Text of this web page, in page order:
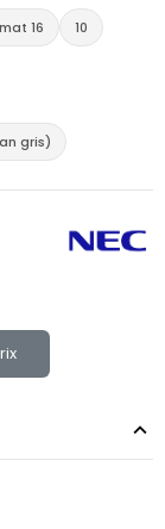
16
10
gris)